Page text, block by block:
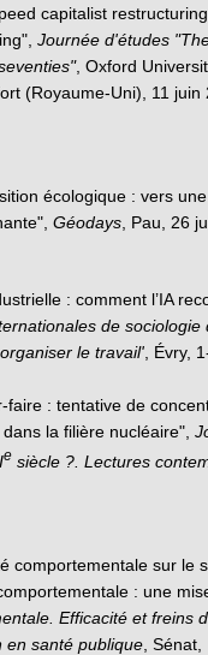
capitalist
Journée d'études
, Oxford
(Royaume-Uni), 11 juin
écologique : vers une
Géodays , Pau, 26
: comment l’IA
de sociologie
le travail' , Évry,
faire : tentative de
la filière nucléaire",
e siècle ?. Lectures
comportementale sur le
: une
Efficacité et freins
en santé publique ,